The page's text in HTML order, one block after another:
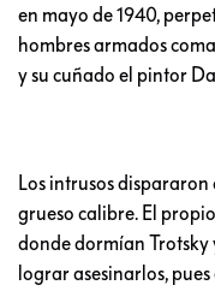
en mayo de 1940,
hombres armados
y su cuñado el pintor
Los intrusos
grueso calibre. El
donde dormían Trotsky
lograr asesinarlos,